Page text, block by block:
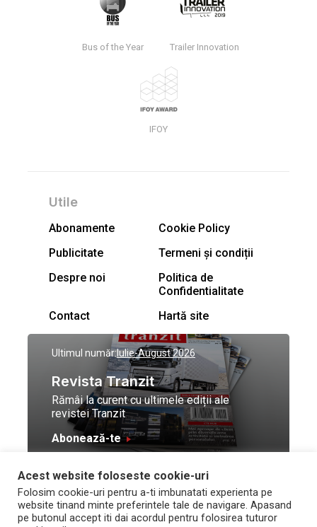
Bus of the Year Trailer Innovation
IFOY
Utile
Abonamente
Cookie Policy
Publicitate
Termeni și condiții
Despre noi
Politica de
Confidentialitate
Contact
Hartă site
Ultimul număr:Iulie-August 2026
Revista Tranzit
Rămâi la curent cu ultimele ediții ale
revistei Tranzit
Abonează-te
© Toate drepturile
rezervate Trafic Media
2026
Design by
and development byNeo
Vision Technologies
Acest website foloseste cookie-uri
Folosim cookie-uri pentru a-ti imbunatati experienta pe
website tinand minte preferintele tale de navigare. Apasand
pe butonul accept iti dai acordul pentru folosirea tuturor